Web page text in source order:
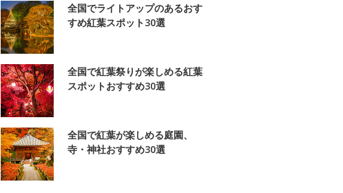
全国でライトアップのあるおす
すめ紅葉スポット30選
全国で紅葉祭りが楽しめる紅葉
スポットおすすめ30選
全国で紅葉が楽しめる庭園、
寺・神社おすすめ30選